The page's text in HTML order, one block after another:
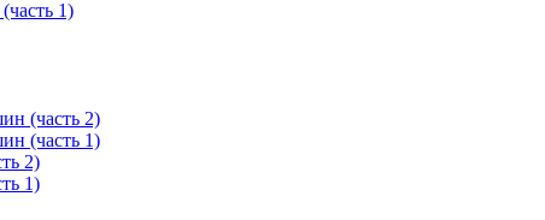
1)
(часть 2)
(часть 1)
2)
1)